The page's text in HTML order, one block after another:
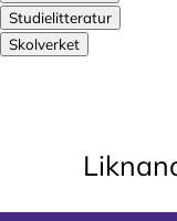
Studielitteratur
Skolverket